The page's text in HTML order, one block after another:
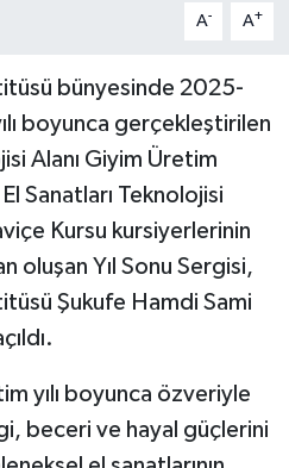
A- A+
bünyesinde 2025-
boyunca gerçekleştirilen
Alanı Giyim Üretim
Sanatları Teknolojisi
Kursu kursiyerlerinin
oluşan Yıl Sonu Sergisi,
Şukufe Hamdi Sami
yılı boyunca özveriyle
beceri ve hayal güçlerini